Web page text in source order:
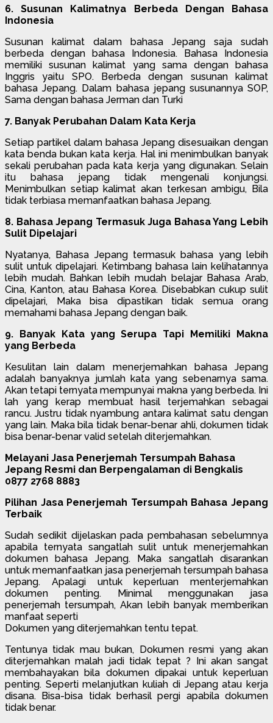
6. Susunan Kalimatnya Berbeda Dengan Bahasa
Indonesia
Susunan kalimat dalam bahasa Jepang saja sudah
berbeda dengan bahasa Indonesia. Bahasa Indonesia
memiliki susunan kalimat yang sama dengan bahasa
Inggris yaitu SPO. Berbeda dengan susunan kalimat
bahasa Jepang. Dalam bahasa jepang susunannya SOP,
Sama dengan bahasa Jerman dan Turki
7. Banyak Perubahan Dalam Kata Kerja
Setiap partikel dalam bahasa Jepang disesuaikan dengan
kata benda bukan kata kerja. Hal ini menimbulkan banyak
sekali perubahan pada kata kerja yang digunakan. Selain
itu bahasa jepang tidak mengenali konjungsi.
Menimbulkan setiap kalimat akan terkesan ambigu, Bila
tidak terbiasa memanfaatkan bahasa Jepang.
8. Bahasa Jepang Termasuk Juga Bahasa Yang Lebih
Sulit Dipelajari
Nyatanya, Bahasa Jepang termasuk bahasa yang lebih
sulit untuk dipelajari. Ketimbang bahasa lain kelihatannya
lebih mudah. Bahkan lebih mudah belajar Bahasa Arab,
Cina, Kanton, atau Bahasa Korea. Disebabkan cukup sulit
dipelajari, Maka bisa dipastikan tidak semua orang
memahami bahasa Jepang dengan baik.
9. Banyak Kata yang Serupa Tapi Memiliki Makna
yang Berbeda
Kesulitan lain dalam menerjemahkan bahasa Jepang
adalah banyaknya jumlah kata yang sebenarnya sama.
Akan tetapi ternyata mempunyai makna yang berbeda. Ini
lah yang kerap membuat hasil terjemahkan sebagai
rancu. Justru tidak nyambung antara kalimat satu dengan
yang lain. Maka bila tidak benar-benar ahli, dokumen tidak
bisa benar-benar valid setelah diterjemahkan.
Melayani Jasa Penerjemah Tersumpah Bahasa
Jepang Resmi dan Berpengalaman di Bengkalis
0877 2768 8883
Pilihan Jasa Penerjemah Tersumpah Bahasa Jepang
Terbaik
Sudah sedikit dijelaskan pada pembahasan sebelumnya
apabila ternyata sangatlah sulit untuk menerjemahkan
dokumen bahasa Jepang. Maka sangatlah disarankan
untuk memanfaatkan jasa penerjemah tersumpah bahasa
Jepang. Apalagi untuk keperluan menterjemahkan
dokumen penting. Minimal menggunakan jasa
penerjemah tersumpah, Akan lebih banyak memberikan
manfaat seperti
Dokumen yang diterjemahkan tentu tepat.
Tentunya tidak mau bukan, Dokumen resmi yang akan
diterjemahkan malah jadi tidak tepat ? Ini akan sangat
membahayakan bila dokumen dipakai untuk keperluan
penting. Seperti melanjutkan kuliah di Jepang atau kerja
disana. Bisa-bisa tidak berhasil pergi apabila dokumen
tidak benar.